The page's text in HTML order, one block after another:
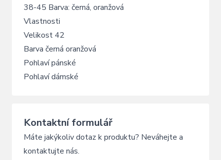
38-45 Barva: černá, oranžová
Vlastnosti
Velikost 42
Barva černá oranžová
Pohlaví pánské
Pohlaví dámské
Kontaktní formulář
Máte jakýkoliv dotaz k produktu? Neváhejte a
kontaktujte nás.